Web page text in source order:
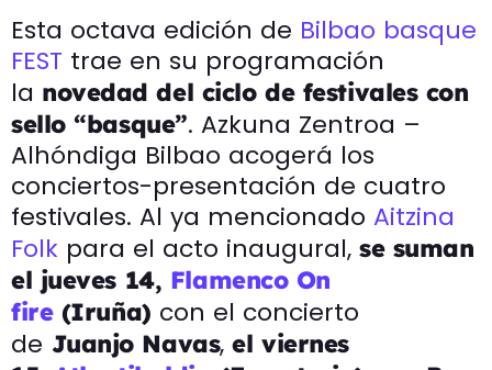
Esta octava edición de Bilbao basque
FEST trae en su programación
la novedad del ciclo de festivales con
sello “basque”. Azkuna Zentroa –
Alhóndiga Bilbao acogerá los
conciertos-presentación de cuatro
festivales. Al ya mencionado Aitzina
Folk para el acto inaugural, se suman
el jueves 14, Flamenco On
fire(Iruña) con el concierto
de Juanjo Navas,el viernes